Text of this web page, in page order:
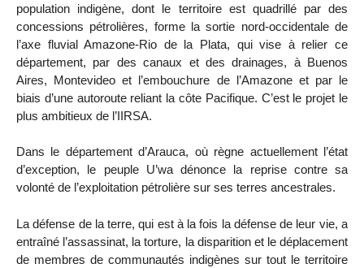
population indigène, dont le territoire est quadrillé par des
concessions pétrolières, forme la sortie nord-occidentale de
l’axe fluvial Amazone-Rio de la Plata, qui vise à relier ce
département, par des canaux et des drainages, à Buenos
Aires, Montevideo et l’embouchure de l’Amazone et par le
biais d’une autoroute reliant la côte Pacifique. C’est le projet le
plus ambitieux de l’IIRSA.
Dans le département d’Arauca, où règne actuellement l’état
d’exception, le peuple U’wa dénonce la reprise contre sa
volonté de l’exploitation pétrolière sur ses terres ancestrales.
La défense de la terre, qui est à la fois la défense de leur vie, a
entraîné l’assassinat, la torture, la disparition et le déplacement
de membres de communautés indigènes sur tout le territoire